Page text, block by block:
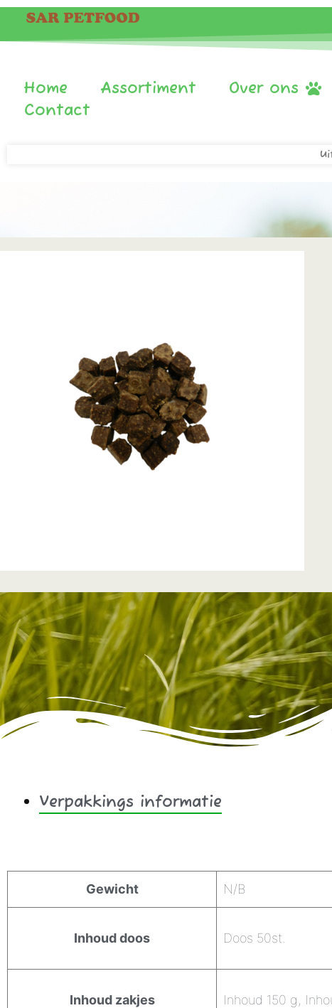
Home Assortiment
Over ons
Contact
Verpakkings informatie
Gewicht N/B
Inhoud doos Doos 50st.
Inhoud zakjes Inhoud 150 g,